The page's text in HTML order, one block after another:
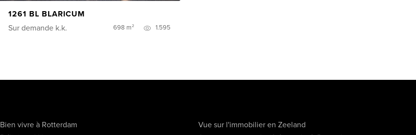
1261 BL BLARICUM
Sur demandek.k. 698 m² 1.595
Bien vivre à Rotterdam
Vue sur l'immobilier en Zeeland